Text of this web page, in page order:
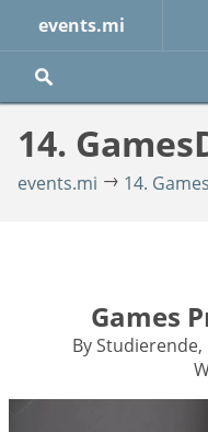
events.mi
14.
events.mi 14.
Games
By Studierende,